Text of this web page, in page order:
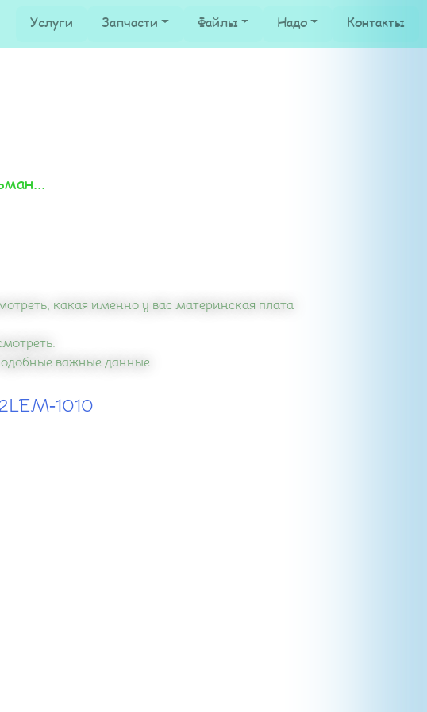
Услуги Запчасти Файлы Надо Контакты
какая именно у вас материнская плата
важные данные.